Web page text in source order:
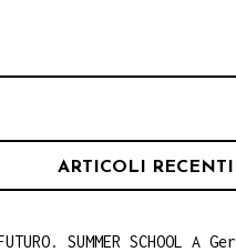
ARTICOLI RECENTI
SUMMER SCHOOL A